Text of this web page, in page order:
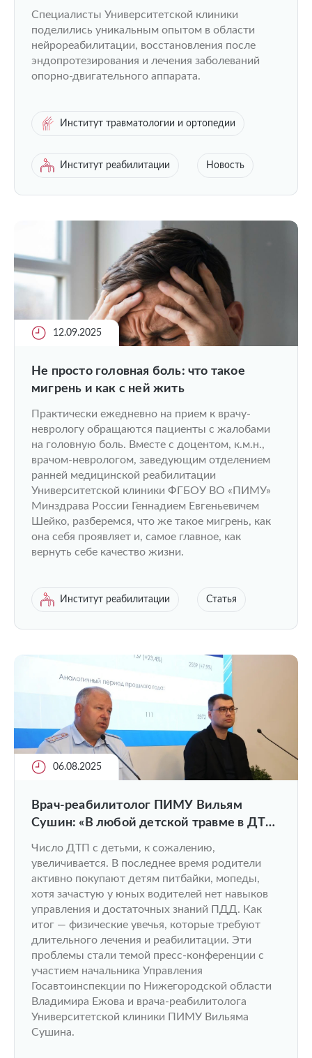
Чебоксарах
Специалисты Университетской клиники
поделились уникальным опытом в области
нейрореабилитации, восстановления после
эндопротезирования и лечения заболеваний
опорно-двигательного аппарата.
Институт травматологии и ортопедии
Институт реабилитации Новость
12.09.2025
Не просто головная боль: что такое
мигрень и как с ней жить
Практически ежедневно на прием к врачу-
неврологу обращаются пациенты с жалобами
на головную боль. Вместе с доцентом, к.м.н.,
врачом-неврологом, заведующим отделением
ранней медицинской реабилитации
Университетской клиники ФГБОУ ВО «ПИМУ»
Минздрава России Геннадием Евгеньевичем
Шейко, разберемся, что же такое мигрень, как
она себя проявляет и, самое главное, как
вернуть себе качество жизни.
Институт реабилитации Статья
06.08.2025
Врач-реабилитолог ПИМУ Вильям
Сушин: «В любой детской травме в ДТП
Число ДТП с детьми, к сожалению,
увеличивается. В последнее время родители
активно покупают детям питбайки, мопеды,
хотя зачастую у юных водителей нет навыков
управления и достаточных знаний ПДД. Как
итог — физические увечья, которые требуют
длительного лечения и реабилитации. Эти
проблемы стали темой пресс-конференции с
участием начальника Управления
Госавтоинспекции по Нижегородской области
Владимира Ежова и врача-реабилитолога
Университетской клиники ПИМУ Вильяма
Сушина.